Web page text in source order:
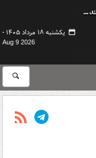
یکشنبه ۱۸ مرداد ۱۴۰۵ -
Aug 9 2026